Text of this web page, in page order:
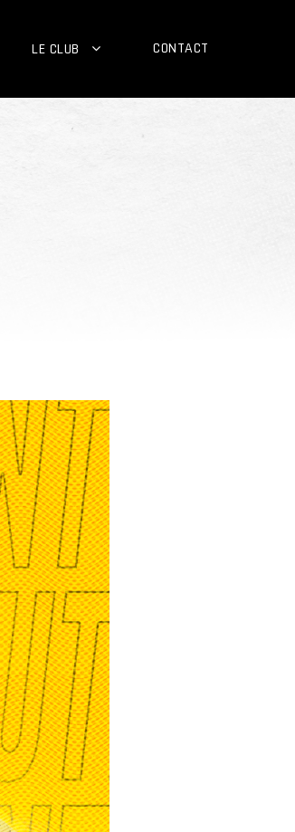
LE CLUB CONTACT